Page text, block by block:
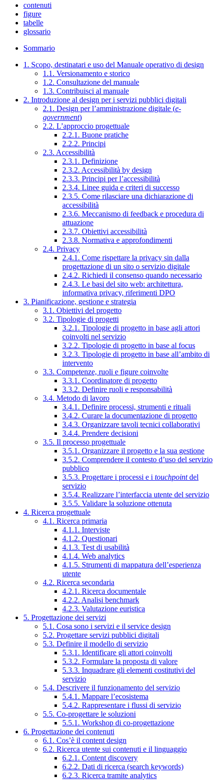
contenuti
figure
tabelle
glossario
Sommario
1. Scopo, destinatari e uso del Manuale operativo di design
1.1. Versionamento e storico
1.2. Consultazione del manuale
1.3. Contribuisci al manuale
2. Introduzione al design per i servizi pubblici digitali
2.1. Design per l’amministrazione digitale (e-
government)
2.2. L’approccio progettuale
2.2.1. Buone pratiche
2.2.2. Principi
2.3. Accessibilità
2.3.1. Definizione
2.3.2. Accessibilità by design
2.3.3. Principi per l’accessibilità
2.3.4. Linee guida e criteri di successo
2.3.5. Come rilasciare una dichiarazione di
accessibilità
2.3.6. Meccanismo di feedback e procedura di
attuazione
2.3.7. Obiettivi accessibilità
2.3.8. Normativa e approfondimenti
2.4. Privacy
2.4.1. Come rispettare la privacy sin dalla
progettazione di un sito o servizio digitale
2.4.2. Richiedi il consenso quando necessario
2.4.3. Le basi del sito web: architettura,
informativa privacy, riferimenti DPO
3. Pianificazione, gestione e strategia
3.1. Obiettivi del progetto
3.2. Tipologie di progetti
3.2.1. Tipologie di progetto in base agli attori
coinvolti nel servizio
3.2.2. Tipologie di progetto in base al focus
3.2.3. Tipologie di progetto in base all’ambito di
intervento
3.3. Competenze, ruoli e figure coinvolte
3.3.1. Coordinatore di progetto
3.3.2. Definire ruoli e responsabilità
3.4. Metodo di lavoro
3.4.1. Definire processi, strumenti e rituali
3.4.2. Curare la documentazione di progetto
3.4.3. Organizzare tavoli tecnici collaborativi
3.4.4. Prendere decisioni
3.5. Il processo progettuale
3.5.1. Organizzare il progetto e la sua gestione
3.5.2. Comprendere il contesto d’uso del servizio
pubblico
3.5.3. Progettare i processi e i touchpointdel
servizio
3.5.4. Realizzare l’interfaccia utente del servizio
3.5.5. Validare la soluzione ottenuta
4. Ricerca progettuale
4.1. Ricerca primaria
4.1.1. Interviste
4.1.2. Questionari
4.1.3. Test di usabilità
4.1.4. Web analytics
4.1.5. Strumenti di mappatura dell’esperienza
utente
4.2. Ricerca secondaria
4.2.1. Ricerca documentale
4.2.2. Analisi benchmark
4.2.3. Valutazione euristica
5. Progettazione dei servizi
5.1. Cosa sono i servizi e il service design
5.2. Progettare servizi pubblici digitali
5.3. Definire il modello di servizio
5.3.1. Identificare gli attori coinvolti
5.3.2. Formulare la proposta di valore
5.3.3. Inquadrare gli elementi costitutivi del
servizio
5.4. Descrivere il funzionamento del servizio
5.4.1. Mappare l’ecosistema
5.4.2. Rappresentare i flussi di servizio
5.5. Co-progettare le soluzioni
5.5.1. Workshop di co-progettazione
6. Progettazione dei contenuti
6.1. Cos’è il content design
6.2. Ricerca utente sui contenuti e il linguaggio
6.2.1. Content discovery
6.2.2. Dati di ricerca (search keywords)
6.2.3. Ricerca tramite analytics